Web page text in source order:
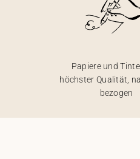
Papiere und
höchster Qualität,
bezogen